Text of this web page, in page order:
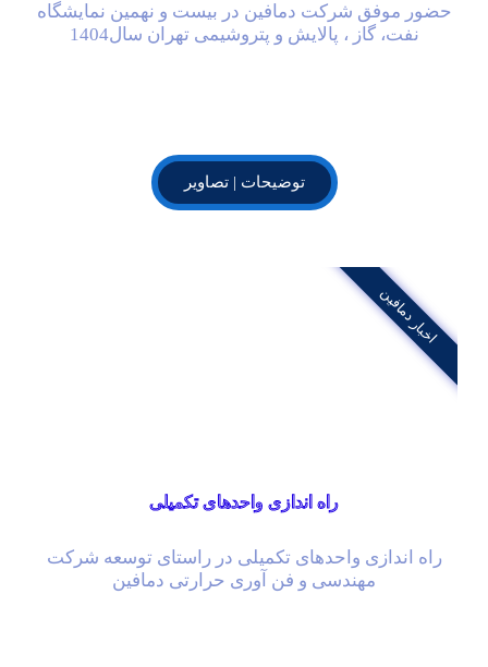
حضور موفق شرکت دمافین در بیست و نهمین نمایشگاه
نفت، گاز ، پالایش و پتروشیمی تهران سال1404
توضیحات | تصاویر
راه اندازی واحدهای تکمیلی
راه اندازی واحدهای تکمیلی در راستای توسعه شرکت
مهندسی و فن آوری حرارتی دمافین
اخبار دمافین